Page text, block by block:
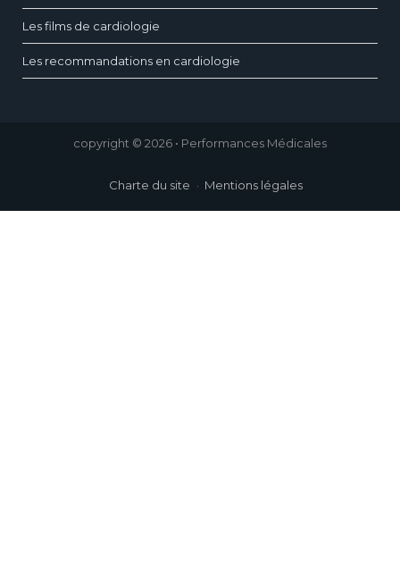
Les films de cardiologie
Les recommandations en cardiologie
copyright © 2026 • Performances Médicales
Charte du site Mentions légales